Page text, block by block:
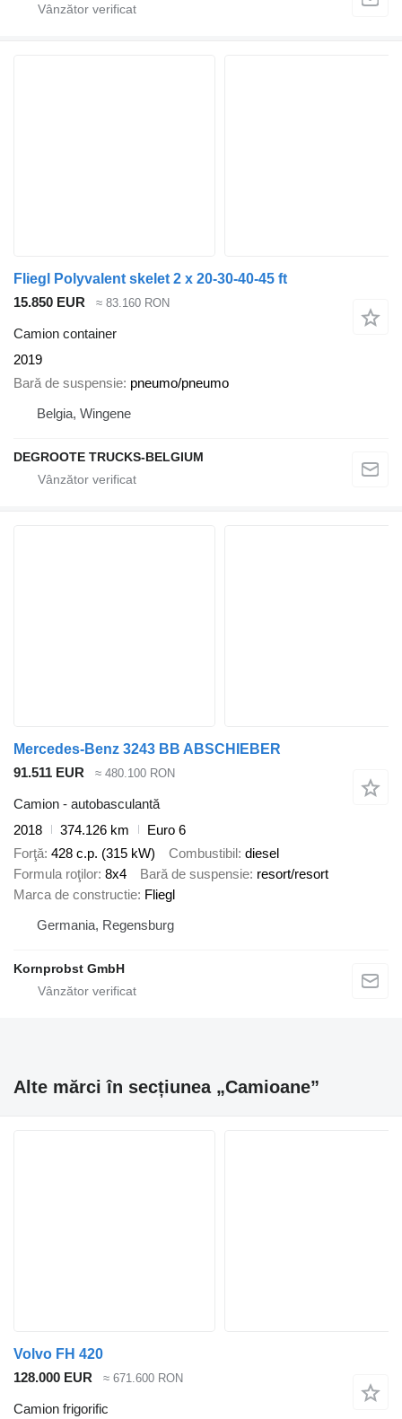
Fliegl Polyvalent skelet 2 x 20-30-40-45 ft
15.850 EUR
≈ 83.160 RON
Camion container
2019
Bară de suspensie pneumo/pneumo
Belgia, Wingene
DEGROOTE TRUCKS-BELGIUM
Mercedes-Benz 3243 BB ABSCHIEBER
91.511 EUR
≈ 480.100 RON
Camion - autobasculantă
2018
374.126 km
Euro 6
Forţă 428 c.p. (315 kW) Combustibil diesel
Formula roţilor 8x4 Bară de suspensie resort/resort
Marca de constructie Fliegl
Germania, Regensburg
Kornprobst GmbH
Alte mărci în secțiunea „Camioane”
Volvo FH 420
128.000 EUR
≈ 671.600 RON
Camion frigorific